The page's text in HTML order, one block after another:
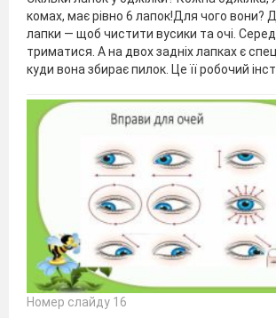
комах, має рівно 6 лапок!Для чого вони?
лапки — щоб чистити вусики та очі.
триматися. А на двох задніх лапках є
куди вона збирає пилок. Це її робочий
Номер слайду 16